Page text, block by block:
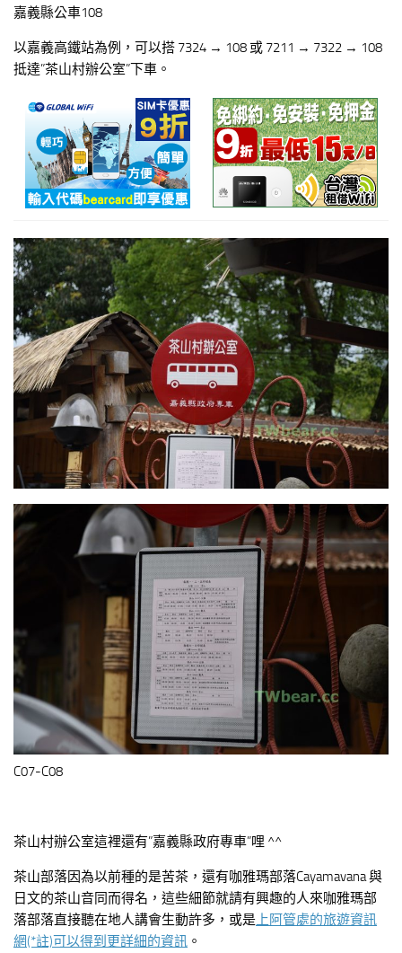
嘉義縣公車108
以嘉義高鐵站為例，可以搭 7324 → 108 或 7211 → 7322 → 108
抵達”茶山村辦公室”下車。
C07-C08
茶山村辦公室這裡還有”嘉義縣政府專車”哩 ^^
茶山部落因為以前種的是苦茶，還有咖雅瑪部落Cayamavana 與
日文的茶山音同而得名，這些細節就請有興趣的人來咖雅瑪部
落部落直接聽在地人講會生動許多，或是 上阿管處的旅遊資訊
網(*註)可以得到更詳細的資訊 。